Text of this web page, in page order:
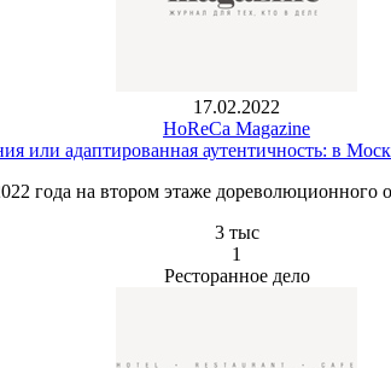
17.02.2022
HoReCa Magazine
или адаптированная аутентичность: в
года на втором этаже дореволюционного
3 тыс
1
Ресторанное дело